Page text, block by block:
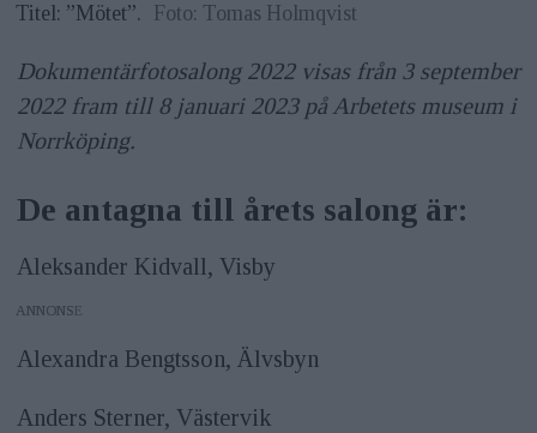
Titel: ”Mötet”. Foto: Tomas Holmqvist
Dokumentärfotosalong 2022 visas från 3 september
2022 fram till 8 januari 2023 på Arbetets museum i
Norrköping.
De antagna till årets salong är:
Aleksander Kidvall, Visby
ANNONS
Alexandra Bengtsson, Älvsbyn
Anders Sterner, Västervik